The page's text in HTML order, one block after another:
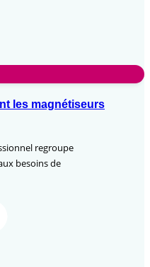
les magnétiseurs
regroupe
besoins de